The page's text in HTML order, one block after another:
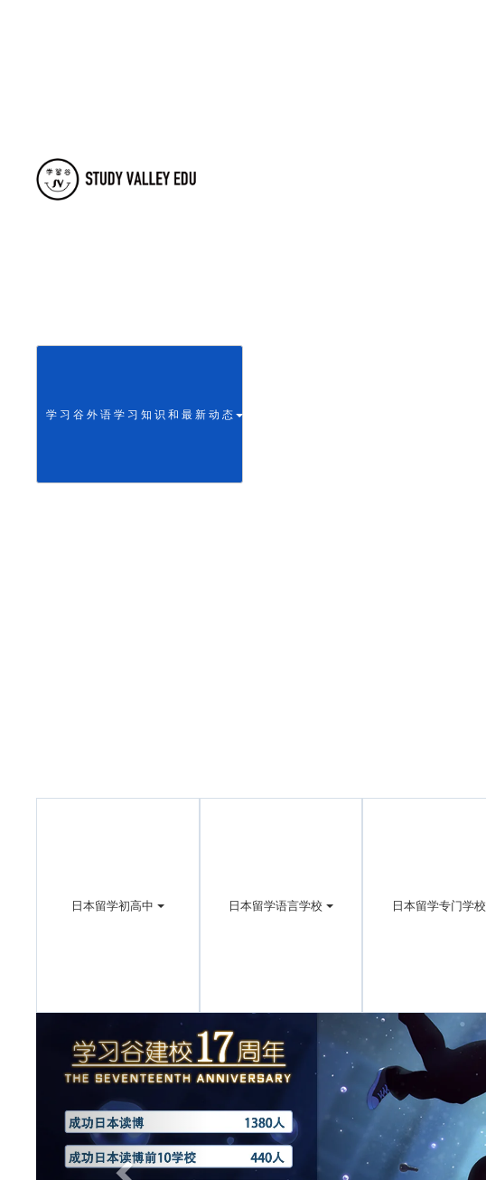
学 习 谷 外 语 学 习 知 识 和 最 新 动 态
日本留学初高中 日本留学语言学校 日本留学专门学校
Previous